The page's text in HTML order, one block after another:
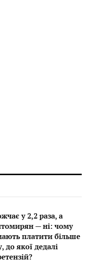
у 2,2 раза, а
— ні: чому
платити більше
до якої дедалі